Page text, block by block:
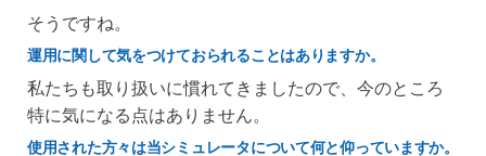
そうですね。
運用に関して気をつけておられることはありますか。
私たちも取り扱いに慣れてきましたので、今のところ
特に気になる点はありません。
使用された方々は当シミュレータについて何と仰っていますか。